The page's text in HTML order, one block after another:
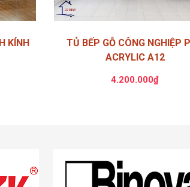
KÍNH
TỦ BẾP GỖ CÔNG NGHIỆP
ACRYLIC A12
4.200.000₫